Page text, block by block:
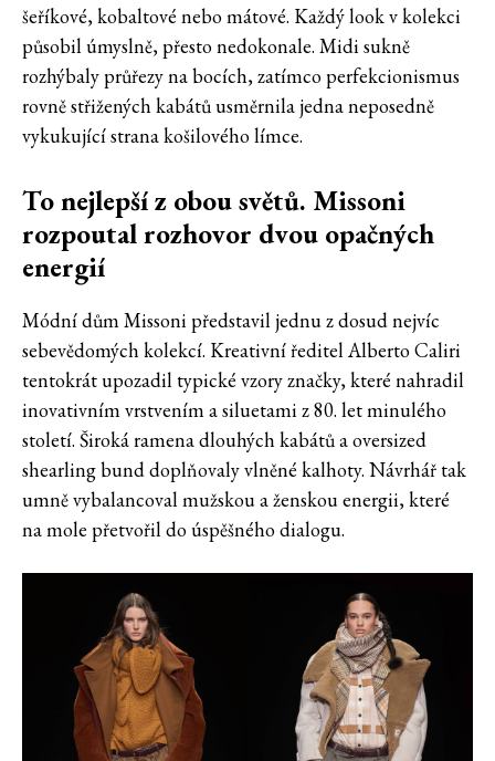
šeříkové, kobaltové nebo mátové. Každý look v kolekci
působil úmyslně, přesto nedokonale. Midi sukně
rozhýbaly průřezy na bocích, zatímco perfekcionismus
rovně střižených kabátů usměrnila jedna neposedně
vykukující strana košilového límce.
To nejlepší z obou světů. Missoni
rozpoutal rozhovor dvou opačných
energií
Módní dům Missoni představil jednu z dosud nejvíc
sebevědomých kolekcí. Kreativní ředitel Alberto Caliri
tentokrát upozadil typické vzory značky, které nahradil
inovativním vrstvením a siluetami z 80. let minulého
století. Široká ramena dlouhých kabátů a oversized
shearling bund doplňovaly vlněné kalhoty. Návrhář tak
umně vybalancoval mužskou a ženskou energii, které
na mole přetvořil do úspěšného dialogu.